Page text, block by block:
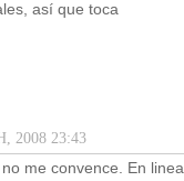
así que toca
2008 23:43
me convence. En